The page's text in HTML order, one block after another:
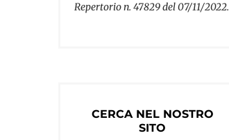
Repertorio n. 47829 del 07/11/2022.
CERCA NEL NOSTRO
SITO